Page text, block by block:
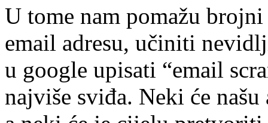
U tome nam pomažu
email adresu, učiniti
u google upisati “email
najviše sviđa. Neki će